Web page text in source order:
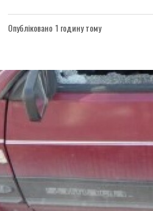
Опубліковано 1 годину тому